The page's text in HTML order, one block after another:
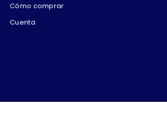
Cómo comprar
Cuenta